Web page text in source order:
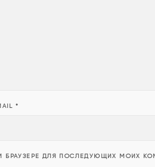
*
БРАУЗЕРЕ ДЛЯ ПОСЛЕДУЮЩИХ МОИХ